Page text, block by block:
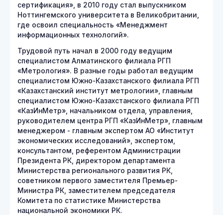
сертификация», в 2010 году стал выпускником
Ноттингемского университета в Великобритании,
где освоил специальность «Менеджмент
информационных технологий».
Трудовой путь начал в 2000 году ведущим
специалистом Алматинского филиала РГП
«Метрология». В разные годы работал ведущим
специалистом Южно-Казахстанского филиала РГП
«Казахстанский институт метрологии», главным
специалистом Южно-Казахстанского филиала РГП
«КазИнМетр», начальником отдела, управления,
руководителем центра РГП «КазИнМетр», главным
менеджером - главным экспертом АО «Институт
экономических исследований», экспертом,
консультантом, референтом Администрации
Президента РК, директором департамента
Министерства регионального развития РК,
советником первого заместителя Премьер-
Министра РК, заместителем председателя
Комитета по статистике Министерства
национальной экономики РК.